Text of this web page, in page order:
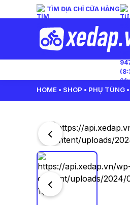
TÌM ĐỊA CHỈ CỬA HÀNG
HOME SHOP PHỤ TÙNG